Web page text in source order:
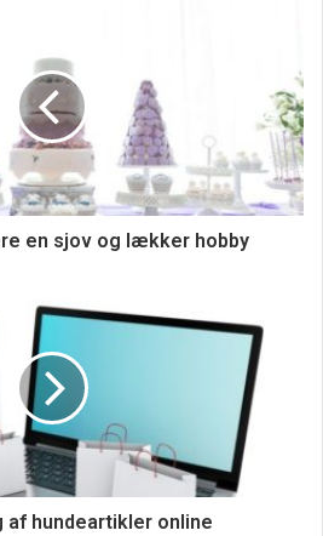
om, at ved, at omgive sig med
med en masse fysiske og
positiv forandring i hjernen, som
en sjov og lækker hobby
af hundeartikler online